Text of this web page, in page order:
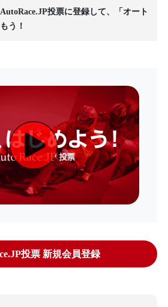
投票に登録して、「オート
う！
投票 新規会員登録